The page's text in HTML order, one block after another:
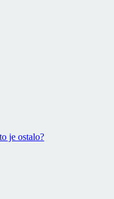
je ostalo?